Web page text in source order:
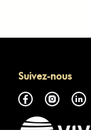
Suivez-nous